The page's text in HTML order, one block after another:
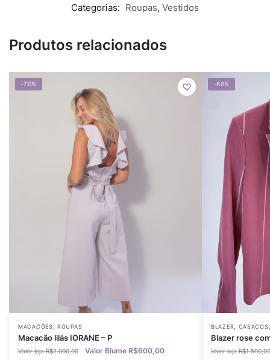
Categorias: Roupas, Vestidos
Produtos relacionados
-70%
MACACÕES,ROUPAS
Macacão lilás IORANE – P
R$2.000,00 R$600,00
-66%
BLAZER, CASACOS
Blazer rose
R$1.500,00